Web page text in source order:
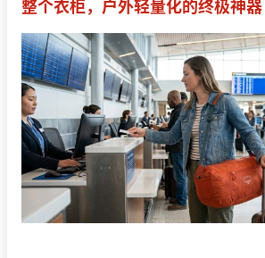
整个衣柜，户外轻量化的终极神